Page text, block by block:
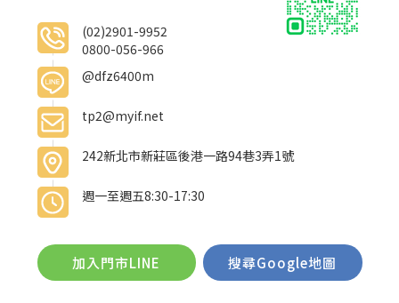
(02)2901-9952
0800-056-966
@dfz6400m
tp2@myif.net
242新北市新莊區後港一路94巷3弄1號
週一至週五8:30-17:30
加入門市LINE 搜尋Google地圖